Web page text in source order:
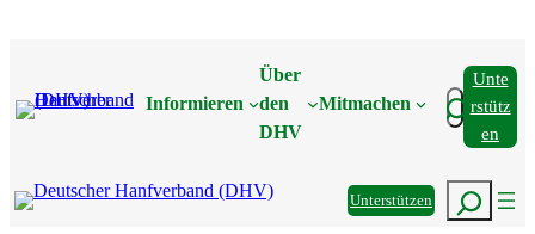
Informieren
Über
den
DHV
Mitmachen Suchen
Unte
Rstütz
En
UnterstützenSuchen